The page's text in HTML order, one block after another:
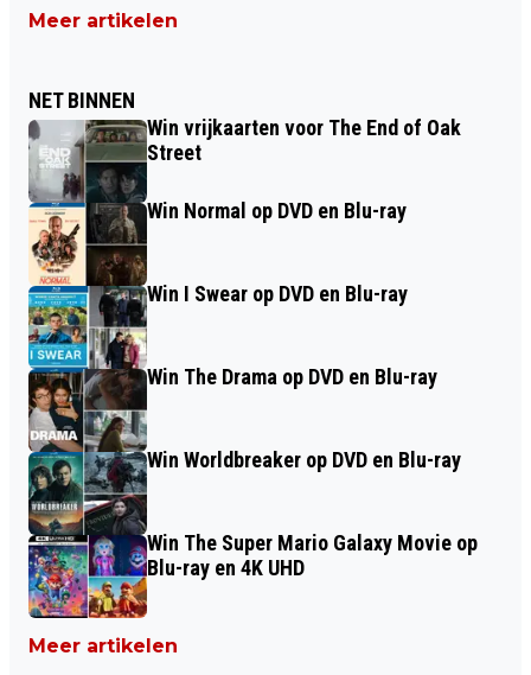
Meer artikelen
NET BINNEN
Win vrijkaarten voor The End of Oak
Street
Win Normal op DVD en Blu-ray
Win I Swear op DVD en Blu-ray
Win The Drama op DVD en Blu-ray
Win Worldbreaker op DVD en Blu-ray
Win The Super Mario Galaxy Movie op
Blu-ray en 4K UHD
Meer artikelen